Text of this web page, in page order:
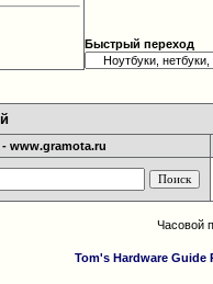
Быстрый переход
www.gramota.ru
Часовой
Tom's Hardware Guide